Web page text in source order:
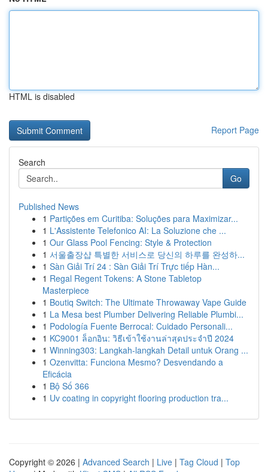
HTML is disabled
Report Page
Search
Go
Published News
1 Partições em Curitiba: Soluções para Maximizar...
1 L'Assistente Telefonico AI: La Soluzione che ...
1 Our Glass Pool Fencing: Style & Protection
1 서울출장샵 특별한 서비스로 당신의 하루를 완성하...
1 Sàn Giải Trí 24 : Sàn Giải Trí Trực tiếp Hàn...
1 Regal Regent Tokens: A Stone Tabletop
Masterpiece
1 Boutiq Switch: The Ultimate Throwaway Vape Guide
1 La Mesa best Plumber Delivering Reliable Plumbi...
1 Podología Fuente Berrocal: Cuidado Personali...
1 KC9001 ล็อกอิน: วิธีเข้าใช้งานล่าสุดประจำปี 2024
1 Winning303: Langkah-langkah Detail untuk Orang ...
1 Ozenvitta: Funciona Mesmo? Desvendando a
Eficácia
1 Bộ Số 366
1 Uv coating in copyright flooring production tra...
Copyright © 2026 | Advanced Search | Live | Tag Cloud | Top